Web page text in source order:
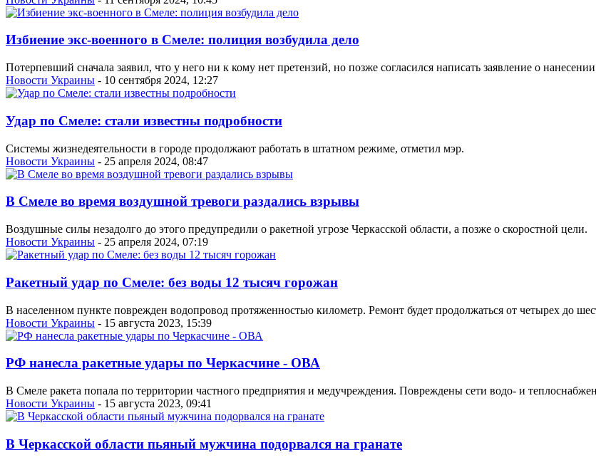
Избиение экс-военного в Смеле: полиция возбудила дело
Потерпевший сначала заявил, что у него ни к кому нет претензий, но позже согласился написать заявление о
Новости Украины - 10 сентября 2024, 12:27
Удар по Смеле: стали известны подробности
Системы жизнедеятельности в городе продолжают работать в штатном режиме, отметил мэр.
Новости Украины - 25 апреля 2024, 08:47
В Смеле во время воздушной тревоги раздались взрывы
Воздушные силы незадолго до этого предупредили о ракетной угрозе Черкасской области, а позже о скоростной цели.
Новости Украины - 25 апреля 2024, 07:19
Ракетный удар по Смеле: без воды 12 тысяч горожан
В населенном пункте поврежден водопровод протяженностью километр. Ремонт будет продолжаться от четырех до
Новости Украины - 15 августа 2023, 15:39
РФ нанесла ракетные удары по Черкасчине - ОВА
В Смеле ракета попала по территории частного предприятия и медучреждения. Повреждены сети водо- и
Новости Украины - 15 августа 2023, 09:41
В Черкасской области пьяный мужчина подорвался на гранате